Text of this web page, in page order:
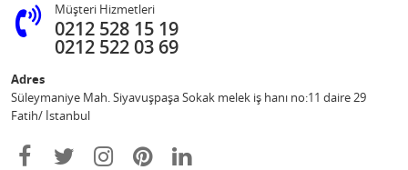
Müşteri Hizmetleri
0212 528 15 19
0212 522 03 69
Adres
Süleymaniye Mah. Siyavuşpaşa Sokak melek iş hanı no:11 daire 29
Fatih/ İstanbul